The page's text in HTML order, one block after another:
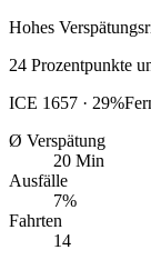
Hohes
24 Prozentpunkte
ICE 1657 · 29%
Ø Verspätung
20 Min
Ausfälle
7%
Fahrten
14